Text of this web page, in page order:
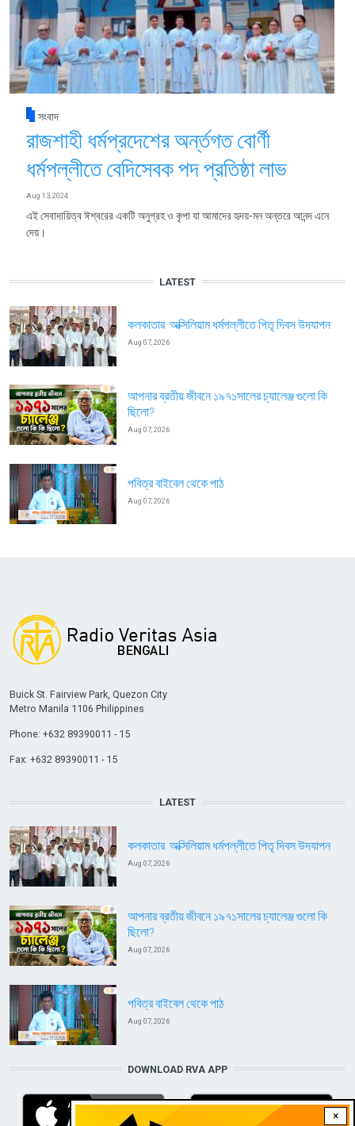
সংবাদ
রাজশাহী ধর্মপ্রদেশের অর্ন্তগত বোর্ণী
ধর্মপল্লীতে বেদিসেবক পদ প্রতিষ্ঠা লাভ
Aug 13, 2024
এই সেবাদায়িত্ব ঈশ্বরের একটি অনুগ্রহ ও কৃপা যা আমাদের হৃদয়-মন অন্তরে আনন্দ এনে
দেয়।
LATEST
কলকাতার অক্সিলিয়াম ধর্মপল্লীতে পিতৃ দিবস উদযাপন
Aug 07, 2026
আপনার ব্রতীয় জীবনে ১৯৭১সালের চ্যালেঞ্জ গুলো কি
ছিলো?
Aug 07, 2026
পবিত্র বাইবেল থেকে পাঠ
Aug 07, 2026
×
Buick St. Fairview Park, Quezon City
Metro Manila 1106 Philippines
Phone: +632 89390011 - 15
Fax: +632 89390011 - 15
LATEST
কলকাতার অক্সিলিয়াম ধর্মপল্লীতে পিতৃ দিবস উদযাপন
Aug 07, 2026
আপনার ব্রতীয় জীবনে ১৯৭১সালের চ্যালেঞ্জ গুলো কি
ছিলো?
Aug 07, 2026
পবিত্র বাইবেল থেকে পাঠ
Aug 07, 2026
DOWNLOAD RVA APP